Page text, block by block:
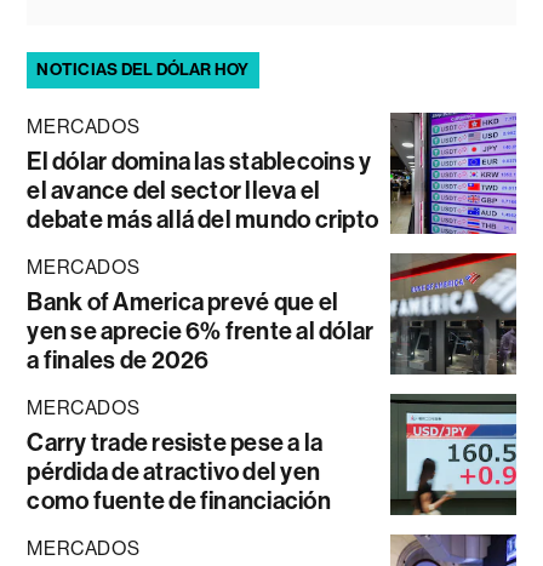
NOTICIAS DEL DÓLAR HOY
MERCADOS
El dólar domina las stablecoins y
el avance del sector lleva el
debate más allá del mundo cripto
MERCADOS
Bank of America prevé que el
yen se aprecie 6% frente al dólar
a finales de 2026
MERCADOS
Carry trade resiste pese a la
pérdida de atractivo del yen
como fuente de financiación
MERCADOS